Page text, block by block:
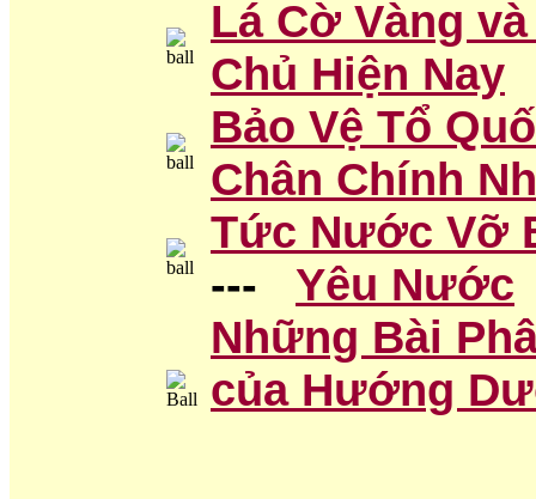
Lá Cờ Vàng
Chủ Hiện Nay
Bảo Vệ Tổ
Chân Chính
Tức Nước Vỡ
--- Yêu Nước
Những Bài
của Hướng